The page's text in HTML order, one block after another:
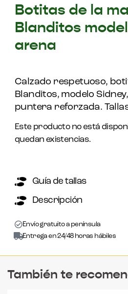
Botitas de la
Blanditos
arena
Calzado respetuoso,
Blanditos, modelo
puntera reforzada.
Este producto no está
quedan existencias.
Guía de tallas
Descripción
Envío gratuito a península
Entrega en 24/48 horas hábiles
También te